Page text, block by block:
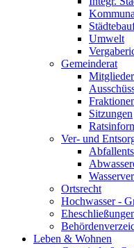
Umwelt
Gemeinderat
Mitglieder
Sitzungen
Ver- und
Ortsrecht
Hochwasser -
Leben & Wohnen